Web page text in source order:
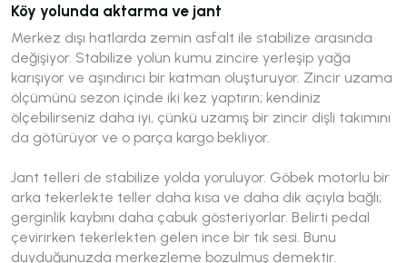
Köy yolunda aktarma ve jant
Merkez dışı hatlarda zemin asfalt ile stabilize arasında
değişiyor. Stabilize yolun kumu zincire yerleşip yağa
karışıyor ve aşındırıcı bir katman oluşturuyor. Zincir uzama
ölçümünü sezon içinde iki kez yaptırın; kendiniz
ölçebilirseniz daha iyi, çünkü uzamış bir zincir dişli takımını
da götürüyor ve o parça kargo bekliyor.
Jant telleri de stabilize yolda yoruluyor. Göbek motorlu bir
arka tekerlekte teller daha kısa ve daha dik açıyla bağlı;
gerginlik kaybını daha çabuk gösteriyorlar. Belirti pedal
çevirirken tekerlekten gelen ince bir tık sesi. Bunu
duyduğunuzda merkezleme bozulmuş demektir.